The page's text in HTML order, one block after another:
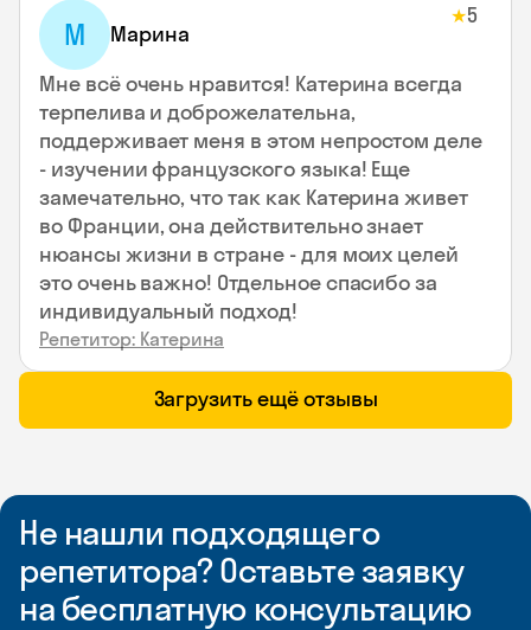
М Марина
★5
Мне всё очень нравится! Катерина всегда
терпелива и доброжелательна,
поддерживает меня в этом непростом деле
- изучении французского языка! Еще
замечательно, что так как Катерина живет
во Франции, она действительно знает
нюансы жизни в стране - для моих целей
это очень важно! Отдельное спасибо за
индивидуальный подход!
Репетитор: Катерина
Загрузить ещё отзывы
Не нашли подходящего
репетитора? Оставьте заявку
на бесплатную консультацию